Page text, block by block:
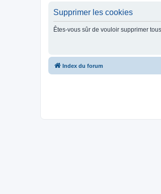
Supprimer les cookies
Êtes-vous sûr de vouloir supprimer
Index du forum